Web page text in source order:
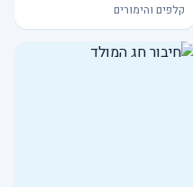
קלפים והימורים